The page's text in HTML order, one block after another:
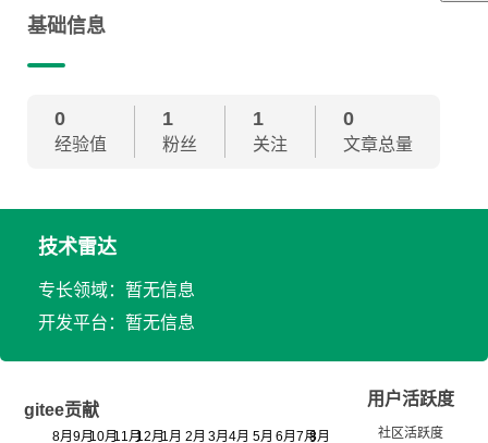
基础信息
0
经验值
1
粉丝
1
关注
0
文章总量
技术雷达
专长领域：暂无信息
开发平台：暂无信息
gitee贡献
用户活跃度